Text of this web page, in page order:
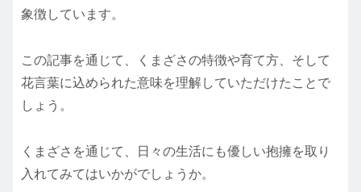
象徴しています。
この記事を通じて、くまざさの特徴や育て方、そして
花言葉に込められた意味を理解していただけたことで
しょう。
くまざさを通じて、日々の生活にも優しい抱擁を取り
入れてみてはいかがでしょうか。